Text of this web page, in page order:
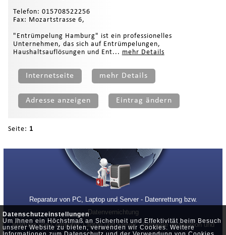
Datenschutzeinstellungen
Um Ihnen ein Höchstmaß an Sicherheit und Effektivität beim Besuch
unserer Website zu bieten, verwenden wir Cookies. Weitere
Telefon: 015708522256
Fax: Mozartstrasse 6,
"Entrümpelung Hamburg" ist ein professionelles
Unternehmen, das sich auf Entrümpelungen,
Haushaltsauflösungen und Ent... mehr Details
Internetseite mehr Details
Adresse anzeigen Eintrag ändern
Seite: 1
Reparatur von PC, Laptop und Server - Datenrettung bzw.
Datenvernichtung
Wartung von Computer, Laptop und Server - Software Installation und